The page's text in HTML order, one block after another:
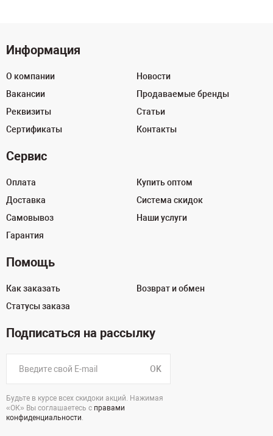
Информация
О компании
Вакансии
Реквизиты
Сертификаты
Новости
Продаваемые бренды
Статьи
Контакты
Сервис
Оплата
Доставка
Самовывоз
Гарантия
Купить оптом
Система скидок
Наши услуги
Помощь
Как заказать
Статусы заказа
Возврат и обмен
Подписаться на рассылку
OK
Будьте в курсе всех скидоки акций. Нажимая
«ОК» Вы соглашаетесь с правами
конфиденциальности.